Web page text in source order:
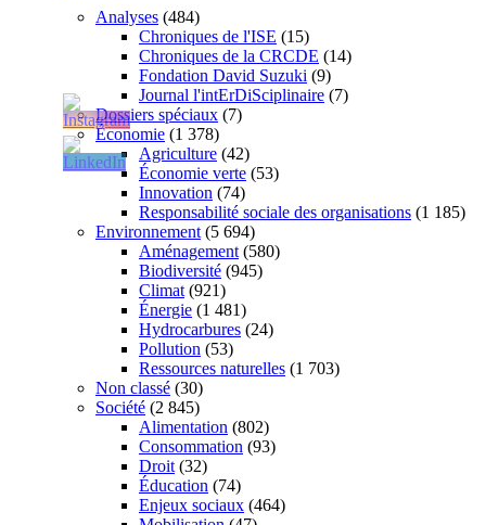
Analyses (484)
Chroniques de l'ISE (15)
Chroniques de la CRCDE (14)
Fondation David Suzuki (9)
Journal l'intErDiSciplinaire (7)
Dossiers spéciaux (7)
Économie (1 378)
Agriculture (42)
Économie verte (53)
Innovation (74)
Responsabilité sociale des organisations (1 185)
Environnement (5 694)
Aménagement (580)
Biodiversité (945)
Climat (921)
Énergie (1 481)
Hydrocarbures (24)
Pollution (53)
Ressources naturelles (1 703)
Non classé (30)
Société (2 845)
Alimentation (802)
Consommation (93)
Droit (32)
Éducation (74)
Enjeux sociaux (464)